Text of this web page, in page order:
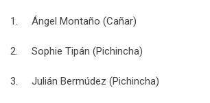
1. Ángel Montaño (Cañar)
2. Sophie Tipán (Pichincha)
3. Julián Bermúdez (Pichincha)